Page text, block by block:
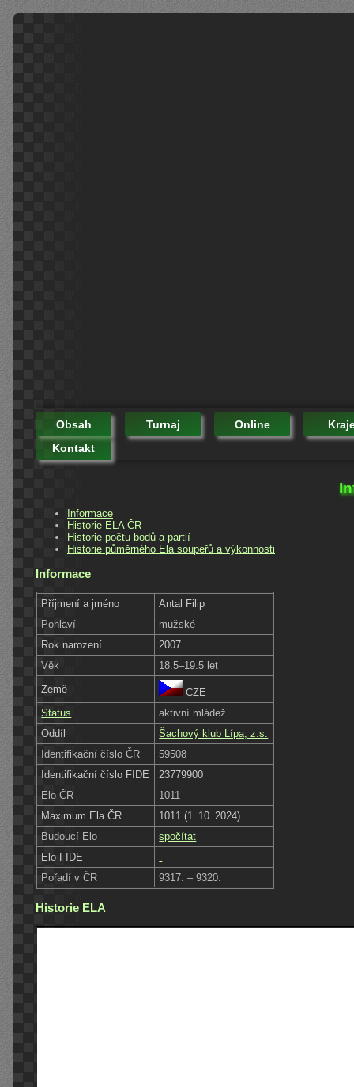
Obsah Turnaj Online
Kontakt
Informace
Historie ELA ČR
Historie počtu bodů a partií
Historie půměrného Ela soupeřů a výkonnosti
Informace
Příjmení a jméno
Antal Filip
Pohlaví
mužské
Rok narození
2007
Věk
18.5–19.5 let
Země
CZE
Status
aktivní mládež
Oddíl
Šachový klub Lípa, z.s.
Identifikační číslo ČR
59508
Identifikační číslo FIDE
23779900
Elo ČR
1011
Maximum Ela ČR
1011 (1. 10. 2024)
Budoucí Elo
spočítat
Elo FIDE
Pořadí v ČR
9317. – 9320.
Historie ELA